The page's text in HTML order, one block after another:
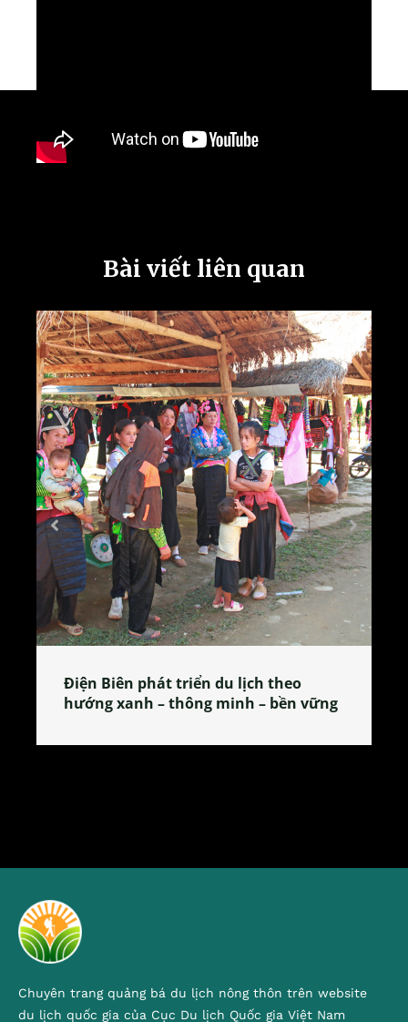
Bài viết liên quan
Làng làm bánh tẻ Phú Nhi – nơi lan
tỏa đặc sản xứ Đoài
Chuyên trang quảng bá du lịch nông thôn trên website
du lịch quốc gia của Cục Du lịch Quốc gia Việt Nam